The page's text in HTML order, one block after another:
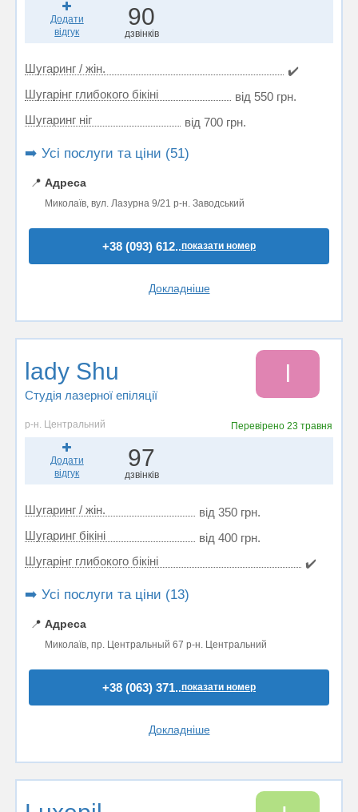
Додати
відгук
90
дзвінків
Шугаринг / жін.
✔️
Шугарінг глибокого бікіні
від 550 грн.
Шугаринг ніг
від 700 грн.
➡️ Усі послуги та ціни (51)
📍 Адреса
Миколаїв, вул. Лазурна 9/21 р-н. Заводський
+38 (093) 612..показати номер
Докладніше
lady Shu
Студія лазерної епіляції
l
р-н. Центральний Перевірено23 травня
Додати
відгук
97
дзвінків
Шугаринг / жін.
від 350 грн.
Шугаринг бікіні
від 400 грн.
Шугарінг глибокого бікіні
✔️
➡️ Усі послуги та ціни (13)
📍 Адреса
Миколаїв, пр. Центральный 67 р-н. Центральний
+38 (063) 371..показати номер
Докладніше